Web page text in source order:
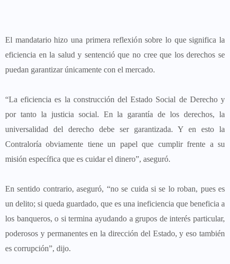
El mandatario hizo una primera reflexión sobre lo que significa la
eficiencia en la salud y sentenció que no cree que los derechos se
puedan garantizar únicamente con el mercado.
“La eficiencia es la construcción del Estado Social de Derecho y
por tanto la justicia social. En la garantía de los derechos, la
universalidad del derecho debe ser garantizada. Y en esto la
Contraloría obviamente tiene un papel que cumplir frente a su
misión específica que es cuidar el dinero”, aseguró.
En sentido contrario, aseguró, “no se cuida si se lo roban, pues es
un delito; si queda guardado, que es una ineficiencia que beneficia a
los banqueros, o si termina ayudando a grupos de interés particular,
poderosos y permanentes en la dirección del Estado, y eso también
es corrupción”, dijo.